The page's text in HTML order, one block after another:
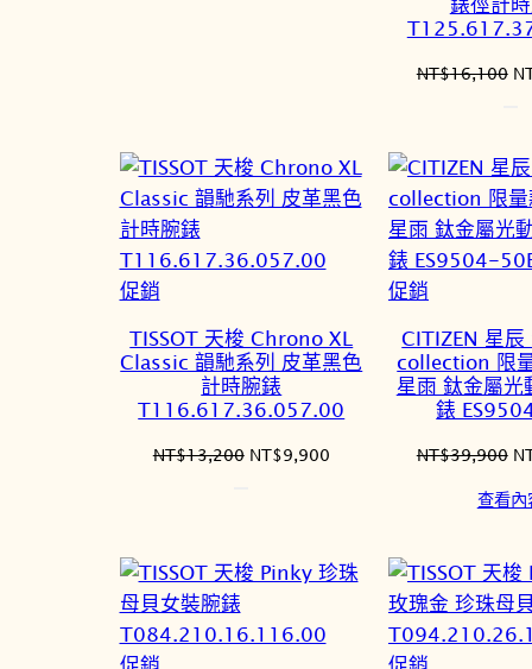
NT$16,100 原
促銷特
商
TISSOT 天梭 Chrono XL
Classic 韻馳系列 皮革黑色
計時腕錶
T116.617.36.057.00
NT$13,200 原
NT$13,200。
NT$9,900目
NT$9,900。
促銷
商
品
CITIZEN 星
collection 限
星雨 鈦金屬光
錶
NT$39,900 原
價
查看內
特